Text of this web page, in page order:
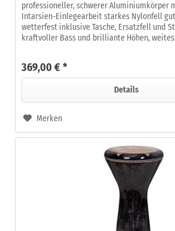
professioneller, schwerer Aluminiumkörper
Intarsien-Einlegearbeit starkes Nylonfell
wetterfest inklusive Tasche, Ersatzfell und
kraftvoller Bass und brilliante Höhen,
369,00 € *
Details
Merken